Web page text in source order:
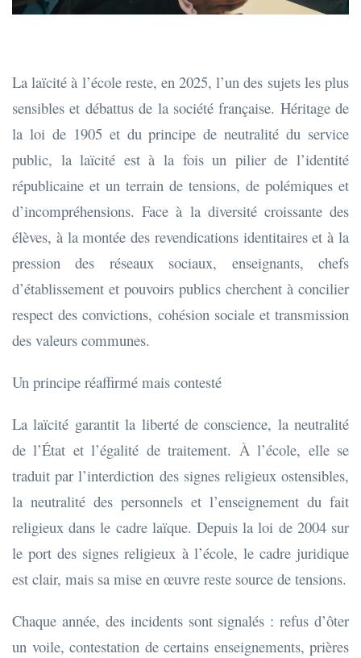
La laïcité à l’école reste, en 2025, l’un des sujets les plus
sensibles et débattus de la société française. Héritage de
la loi de 1905 et du principe de neutralité du service
public, la laïcité est à la fois un pilier de l’identité
républicaine et un terrain de tensions, de polémiques et
d’incompréhensions. Face à la diversité croissante des
élèves, à la montée des revendications identitaires et à la
pression des réseaux sociaux, enseignants, chefs
d’établissement et pouvoirs publics cherchent à concilier
respect des convictions, cohésion sociale et transmission
des valeurs communes.
Un principe réaffirmé mais contesté
La laïcité garantit la liberté de conscience, la neutralité
de l’État et l’égalité de traitement. À l’école, elle se
traduit par l’interdiction des signes religieux ostensibles,
la neutralité des personnels et l’enseignement du fait
religieux dans le cadre laïque. Depuis la loi de 2004 sur
le port des signes religieux à l’école, le cadre juridique
est clair, mais sa mise en œuvre reste source de tensions.
Chaque année, des incidents sont signalés : refus d’ôter
un voile, contestation de certains enseignements, prières